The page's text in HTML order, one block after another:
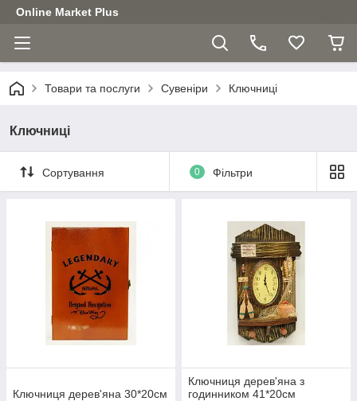
Online Market Plus
Товари та послуги Сувеніри Ключниці
Ключниці
Сортування 0 Фільтри
Ключниця дерев'яна 30*20см
Ключниця дерев'яна з
годинником 41*20см